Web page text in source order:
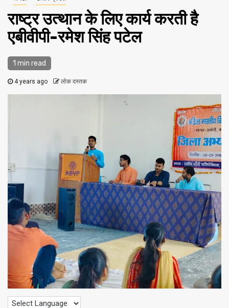
राष्ट्र उत्थान के लिए कार्य करती है
एबीवीपी-रमेश सिंह पटेल
1 min read
4 years ago लोक दस्तक